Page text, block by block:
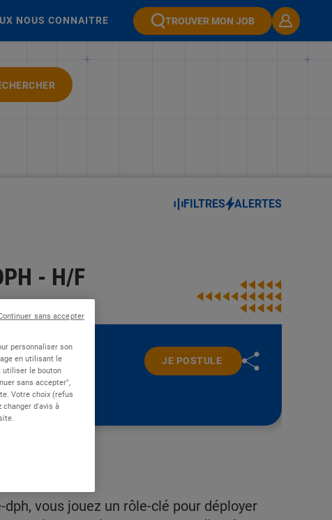
NOUS CONNAITRE TROUVER MON JOB
FILTRES ALERTES
- H/F
JE POSTULE
vous jouez un rôle-clé pour déployer
personnaliser son
en utilisant le
utiliser le bouton
sans accepter",
Votre choix (refus
changer d'avis à
sans accepter